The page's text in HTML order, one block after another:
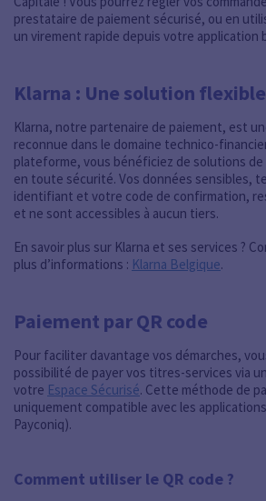
prestataire de paiement sécurisé, ou en
un virement rapide depuis votre application
Klarna : Une solution
Klarna, notre partenaire de paiement, est
reconnue dans le domaine technico-
plateforme, vous bénéficiez de solutions
en toute sécurité. Vos données sensibles,
identifiant et votre code de confirmation,
et ne sont accessibles à aucun tiers.
En savoir plus sur Klarna et ses services ?
plus d’informations : Klarna Belgique.
Paiement par QR code
Pour faciliter davantage vos démarches,
possibilité de payer vos titres-services via
votre Espace Sécurisé. Cette méthode de
uniquement compatible avec les
Payconiq).
Comment utiliser le QR code ?